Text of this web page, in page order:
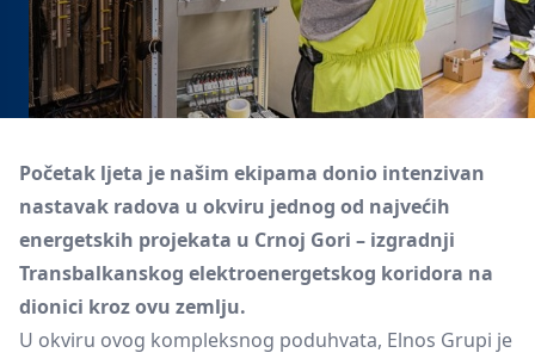
Početak ljeta je našim ekipama donio intenzivan
nastavak radova u okviru jednog od najvećih
energetskih projekata u Crnoj Gori – izgradnji
Transbalkanskog elektroenergetskog koridora na
dionici kroz ovu zemlju.
U okviru ovog kompleksnog poduhvata, Elnos Grupi je